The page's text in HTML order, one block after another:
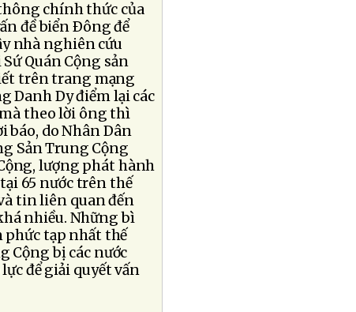
chính thức của
đề biển Ðông để
nhà nghiên cứu
Quán Cộng sản
trên trang mạng
Danh Dy điểm lại các
theo lời ông thì
báo, do Nhân Dân
Sản Trung Cộng
lượng phát hành
65 nước trên thế
tin liên quan đến
nhiều. Những bì
phức tạp nhất thế
Cộng bị các nước
để giải quyết vấn